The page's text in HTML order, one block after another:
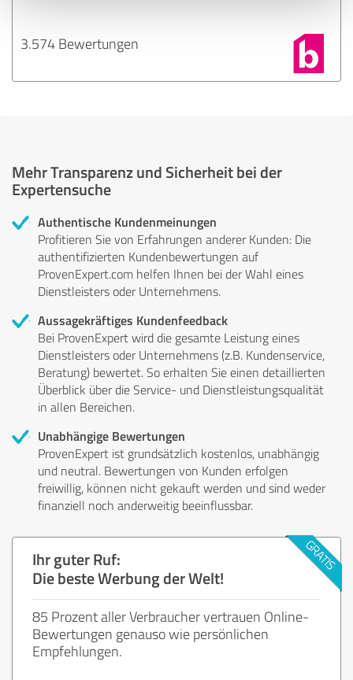
3.574 Bewertungen
Mehr Transparenz und Sicherheit bei der
Expertensuche
Authentische Kundenmeinungen
Profitieren Sie von Erfahrungen anderer Kunden: Die
authentifizierten Kundenbewertungen auf
ProvenExpert.com helfen Ihnen bei der Wahl eines
Dienstleisters oder Unternehmens.
Aussagekräftiges Kundenfeedback
Bei ProvenExpert wird die gesamte Leistung eines
Dienstleisters oder Unternehmens (z.B. Kundenservice,
Beratung) bewertet. So erhalten Sie einen detaillierten
Überblick über die Service- und Dienstleistungsqualität
in allen Bereichen.
Unabhängige Bewertungen
ProvenExpert ist grundsätzlich kostenlos, unabhängig
und neutral. Bewertungen von Kunden erfolgen
freiwillig, können nicht gekauft werden und sind weder
finanziell noch anderweitig beeinflussbar.
Ihr guter Ruf:
Die beste Werbung der Welt!
85 Prozent aller Verbraucher vertrauen Online-
Bewertungen genauso wie persönlichen
Empfehlungen.